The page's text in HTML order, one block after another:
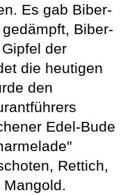
Es gab Biber-
Biber-
der
die heutigen
den
Edel-Bude
Rettich,